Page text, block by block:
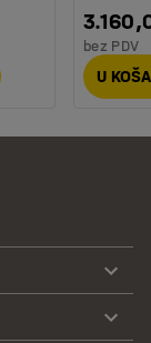
bez PDV
U